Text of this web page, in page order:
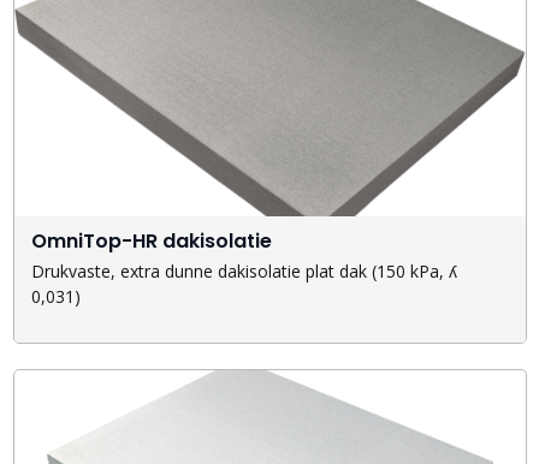
OmniTop-HR dakisolatie
Drukvaste, extra dunne dakisolatie plat dak (150 kPa, ʎ
0,031)